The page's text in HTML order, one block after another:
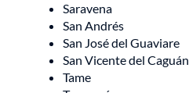
Saravena
San Andrés
San José del Guaviare
San Vicente del Caguán
Tame